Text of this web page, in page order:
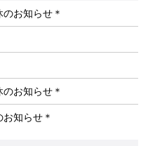
お知らせ＊
お知らせ＊
知らせ＊